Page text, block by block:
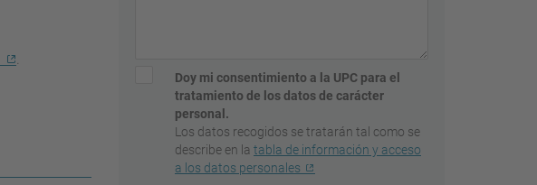
.
Doy mi consentimiento a la UPC para el
tratamiento de los datos de carácter
personal.
Los datos recogidos se tratarán tal como se
describe en la tabla de información y acceso
a los datos personales